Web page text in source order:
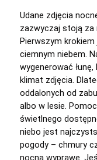
Udane zdjęcia
zazwyczaj stoją za
Pierwszym
ciemnym niebem.
wygenerować
klimat zdjęcia.
oddalonych od
albo w lesie.
świetlnego
niebo jest
pogody – chmury
nocną wyprawę.